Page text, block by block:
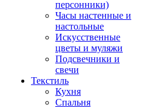
персонники)
Часы настенные и
настольные
Искусственные
цветы и муляжи
Подсвечники и
свечи
Текстиль
Кухня
Спальня